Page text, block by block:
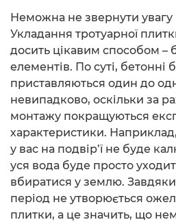
Неможна не звернути
Укладання тротуарної
досить цікавим способом –
елементів. По суті, бетонні
приставляються один до
невипадково, оскільки за
монтажу покращуються
характеристики.
у вас на подвір’ї не буде
уся вода буде просто
вбиратися у землю.
період не утворюється
плитки, а це значить, що